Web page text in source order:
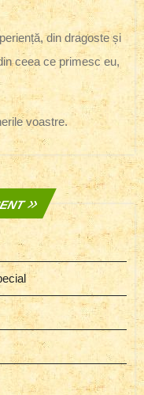
din dragoste și
ceea ce primesc eu,
voastre.